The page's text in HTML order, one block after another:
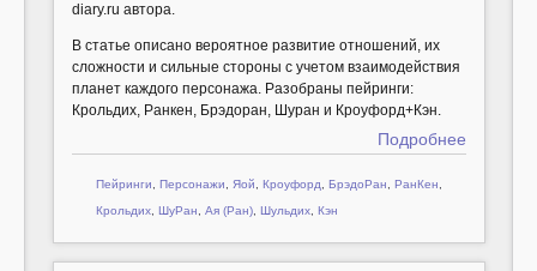
diary.ru автора.
В статье описано вероятное развитие отношений, их
сложности и сильные стороны с учетом взаимодействия
планет каждого персонажа. Разобраны пейринги:
Крольдих, Ранкен, Брэдоран, Шуран и Кроуфорд+Кэн.
Подробнее
Пейринги Персонажи Яой Кроуфорд БрэдоРан РанКен
Крольдих, ШуРан Ая (Ран), Шульдих, Кэн